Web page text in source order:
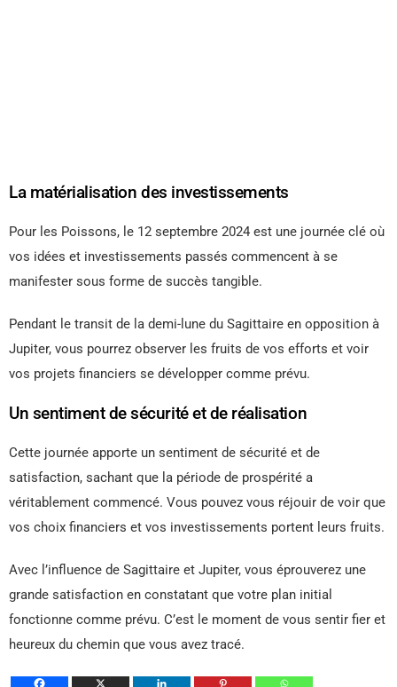
La matérialisation des investissements
Pour les Poissons, le 12 septembre 2024 est une journée clé où
vos idées et investissements passés commencent à se
manifester sous forme de succès tangible.
Pendant le transit de la demi-lune du Sagittaire en opposition à
Jupiter, vous pourrez observer les fruits de vos efforts et voir
vos projets financiers se développer comme prévu.
Un sentiment de sécurité et de réalisation
Cette journée apporte un sentiment de sécurité et de
satisfaction, sachant que la période de prospérité a
véritablement commencé. Vous pouvez vous réjouir de voir que
vos choix financiers et vos investissements portent leurs fruits.
Avec l’influence de Sagittaire et Jupiter, vous éprouverez une
grande satisfaction en constatant que votre plan initial
fonctionne comme prévu. C’est le moment de vous sentir fier et
heureux du chemin que vous avez tracé.